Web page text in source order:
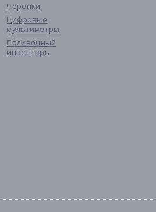
Черенки
Цифровые
мультиметры
Поливочный
инвентарь